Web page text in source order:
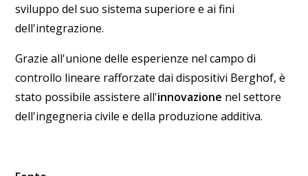
sviluppo del suo sistema superiore e ai fini
dell'integrazione.
Grazie all'unione delle esperienze nel campo di
controllo lineare rafforzate dai dispositivi Berghof, è
stato possibile assistere all'innovazione nel settore
dell'ingegneria civile e della produzione additiva.